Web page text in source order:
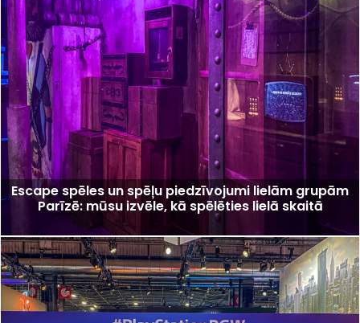
Escape spēles un spēļu piedzīvojumi lielām grupām
Parīzē: mūsu izvēle, kā spēlēties lielā skaitā